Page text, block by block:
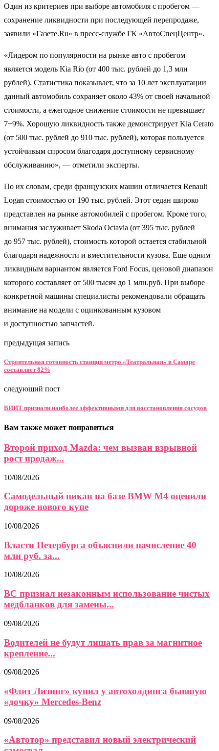
Один из критериев при выборе автомобиля с пробегом —
сохранение ликвидности при последующей перепродаже,
заявили «Газете.Ru» в пресс-службе ГК «АвтоСпецЦентр».
«Лидером по популярности на рынке авто с пробегом
является модель Kia Rio (от 400 тыс. рублей до 1,3 млн
рублей). Статистика показывает, что за 10 лет эксплуатации
данный автомобиль сохраняет около 43% от своей начальной
стоимости, а ежегодное снижение стоимости не превышает
7−9%. Хорошую ликвидность также демонстрирует Kia Cerato
(от 500 тыс. рублей до 910 тыс. рублей), которая пользуется
устойчивым спросом благодаря доступному сервисному
обслуживанию», — отметили эксперты.
По их словам, среди французских машин отличается Renault
Logan стоимостью от 190 тыс. рублей. Этот седан широко
представлен на рынке автомобилей с пробегом. Кроме того,
внимания заслуживает Skoda Octavia (от 395 тыс. рублей
до 957 тыс. рублей), стоимость которой остается стабильной
благодаря надежности и вместительности кузова. Еще одним
ликвидным вариантом является Ford Focus, ценовой диапазон
которого составляет от 500 тысяч до 1 млн.руб. При выборе
конкретной машины специалисты рекомендовали обращать
внимание на модели с оцинкованным кузовом
и доступностью запчастей.
предыдущая запись
Строительная готовность станции метро «Театральная» в Самаре
составляет 82%
следующий пост
ВИИТ признали наиболее эффективными для восстановления сосудов
Вам также может понравиться
Второй приход Mazda: чем вызван взрывной
рост продаж...
10/08/2026
Самодельный пикап на базе BMW M4 оценили
дороже нового купе
10/08/2026
Власти Петербурга объяснили начисление 40
млн руб. за...
10/08/2026
ВС признал незаконным использование чистых
медбланков для замены...
09/08/2026
Водителей не будут лишать прав за магнитное
крепление...
09/08/2026
«Флит Лизинг» купил у автохолдинга бывшую
«дочку» Mercedes-Benz
09/08/2026
«Автотор» представил новый электрический